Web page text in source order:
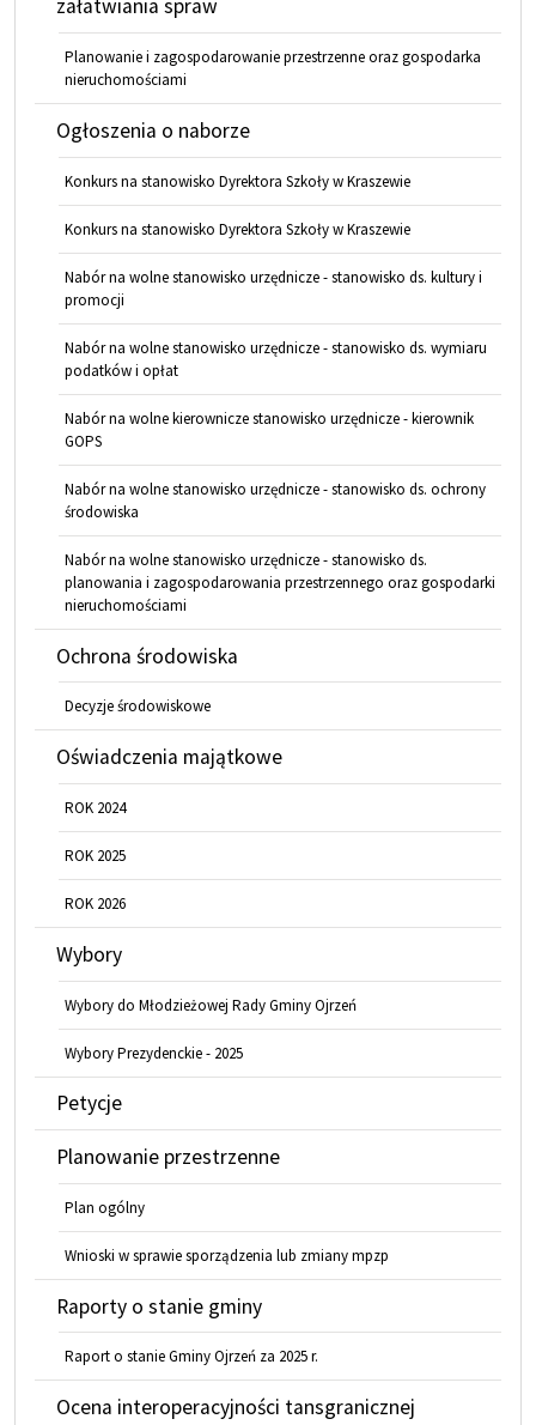
załatwiania spraw
Planowanie i zagospodarowanie przestrzenne oraz gospodarka
nieruchomościami
Ogłoszenia o naborze
Konkurs na stanowisko Dyrektora Szkoły w Kraszewie
Konkurs na stanowisko Dyrektora Szkoły w Kraszewie
Nabór na wolne stanowisko urzędnicze - stanowisko ds. kultury i
promocji
Nabór na wolne stanowisko urzędnicze - stanowisko ds. wymiaru
podatków i opłat
Nabór na wolne kierownicze stanowisko urzędnicze - kierownik
GOPS
Nabór na wolne stanowisko urzędnicze - stanowisko ds. ochrony
środowiska
Nabór na wolne stanowisko urzędnicze - stanowisko ds.
planowania i zagospodarowania przestrzennego oraz gospodarki
nieruchomościami
Ochrona środowiska
Decyzje środowiskowe
Oświadczenia majątkowe
ROK 2024
ROK 2025
ROK 2026
Wybory
Wybory do Młodzieżowej Rady Gminy Ojrzeń
Wybory Prezydenckie - 2025
Petycje
Planowanie przestrzenne
Plan ogólny
Wnioski w sprawie sporządzenia lub zmiany mpzp
Raporty o stanie gminy
Raport o stanie Gminy Ojrzeń za 2025 r.
Ocena interoperacyjności tansgranicznej